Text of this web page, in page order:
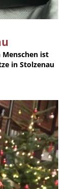
Menschen ist
in Stolzenau